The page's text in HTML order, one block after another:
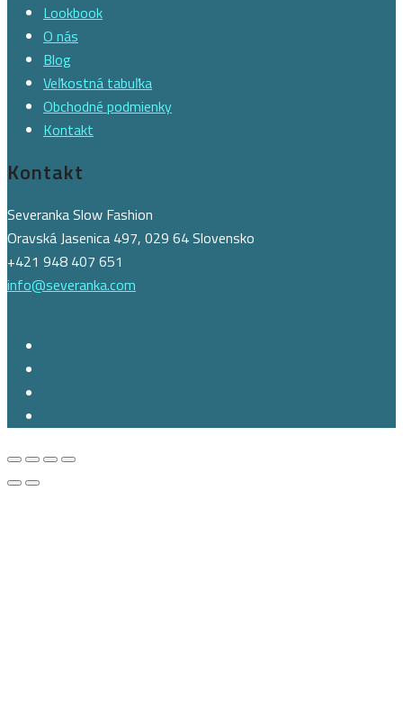
Lookbook
O nás
Blog
Veľkostná tabuľka
Obchodné podmienky
Kontakt
Kontakt
Severanka Slow Fashion
Oravská Jasenica 497, 029 64 Slovensko
+421 948 407 651
info@severanka.com